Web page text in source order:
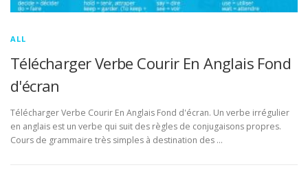
ALL
Télécharger Verbe Courir En Anglais Fond
d'écran
Télécharger Verbe Courir En Anglais Fond d'écran. Un verbe irrégulier
en anglais est un verbe qui suit des règles de conjugaisons propres.
Cours de grammaire très simples à destination des …